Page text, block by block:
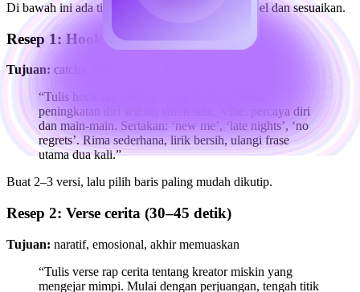
Di bawah ini ada tiga starter yang bisa kamu tempel dan sesuaikan.
Resep 1: Hook TikTok (10–15 detik)
Tujuan: catchy, repetitif, mudah diingat
“Tulis hook rap pendek untuk TikTok. Tema:
peningkatan diri setelah tahun sulit. Vibe: percaya diri
dan main-main. Sertakan: ‘new me’, ‘late nights’, ‘no
regrets’. Rima sederhana, lirik bersih, ulangi frase
utama dua kali.”
Buat 2–3 versi, lalu pilih baris paling mudah dikutip.
Resep 2: Verse cerita (30–45 detik)
Tujuan: naratif, emosional, akhir memuaskan
“Tulis verse rap cerita tentang kreator miskin yang
mengejar mimpi. Mulai dengan perjuangan, tengah titik